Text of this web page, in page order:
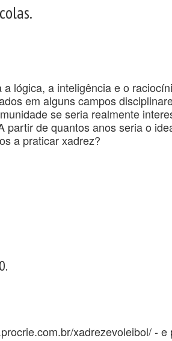
lógica, a inteligência e o
em alguns campos
se seria realmente
partir de quantos anos seria o
a praticar xadrez?
xadrezevoleibol/ -